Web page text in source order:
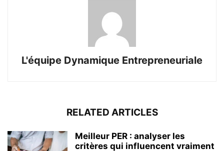
L'équipe Dynamique Entrepreneuriale
RELATED ARTICLES
Meilleur PER : analyser les
critères qui influencent vraiment